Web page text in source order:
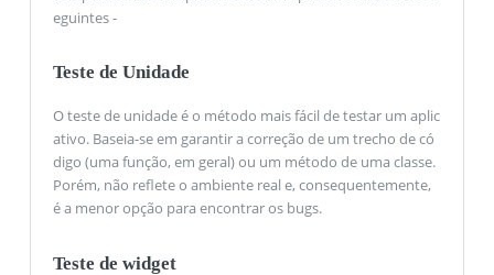
eguintes -
Teste de Unidade
O teste de unidade é o método mais fácil de testar um aplic
ativo. Baseia-se em garantir a correção de um trecho de có
digo (uma função, em geral) ou um método de uma classe.
Porém, não reflete o ambiente real e, consequentemente,
é a menor opção para encontrar os bugs.
Teste de widget